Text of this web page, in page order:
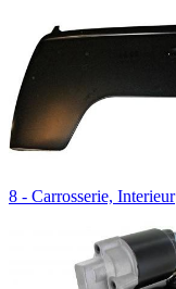
8 - Carrosserie, Interieur